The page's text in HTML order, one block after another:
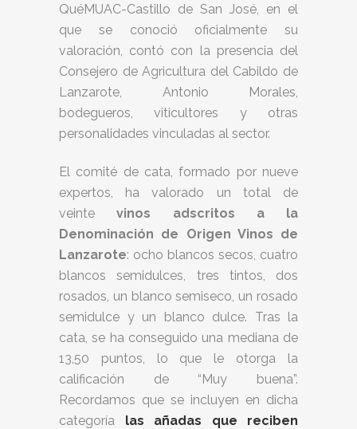
QuéMUAC-Castillo de San José, en el
que se conoció oficialmente su
valoración, contó con la presencia del
Consejero de Agricultura del Cabildo de
Lanzarote, Antonio Morales,
bodegueros, viticultores y otras
personalidades vinculadas al sector.
El comité de cata, formado por nueve
expertos, ha valorado un total de
veintevinos adscritos a la
Denominación de Origen Vinos de
Lanzarote: ocho blancos secos, cuatro
blancos semidulces, tres tintos, dos
rosados, un blanco semiseco, un rosado
semidulce y un blanco dulce. Tras la
cata, se ha conseguido una mediana de
13,50 puntos, lo que le otorga la
calificación de “Muy buena”.
Recordamos que se incluyen en dicha
categoría las añadas que reciben